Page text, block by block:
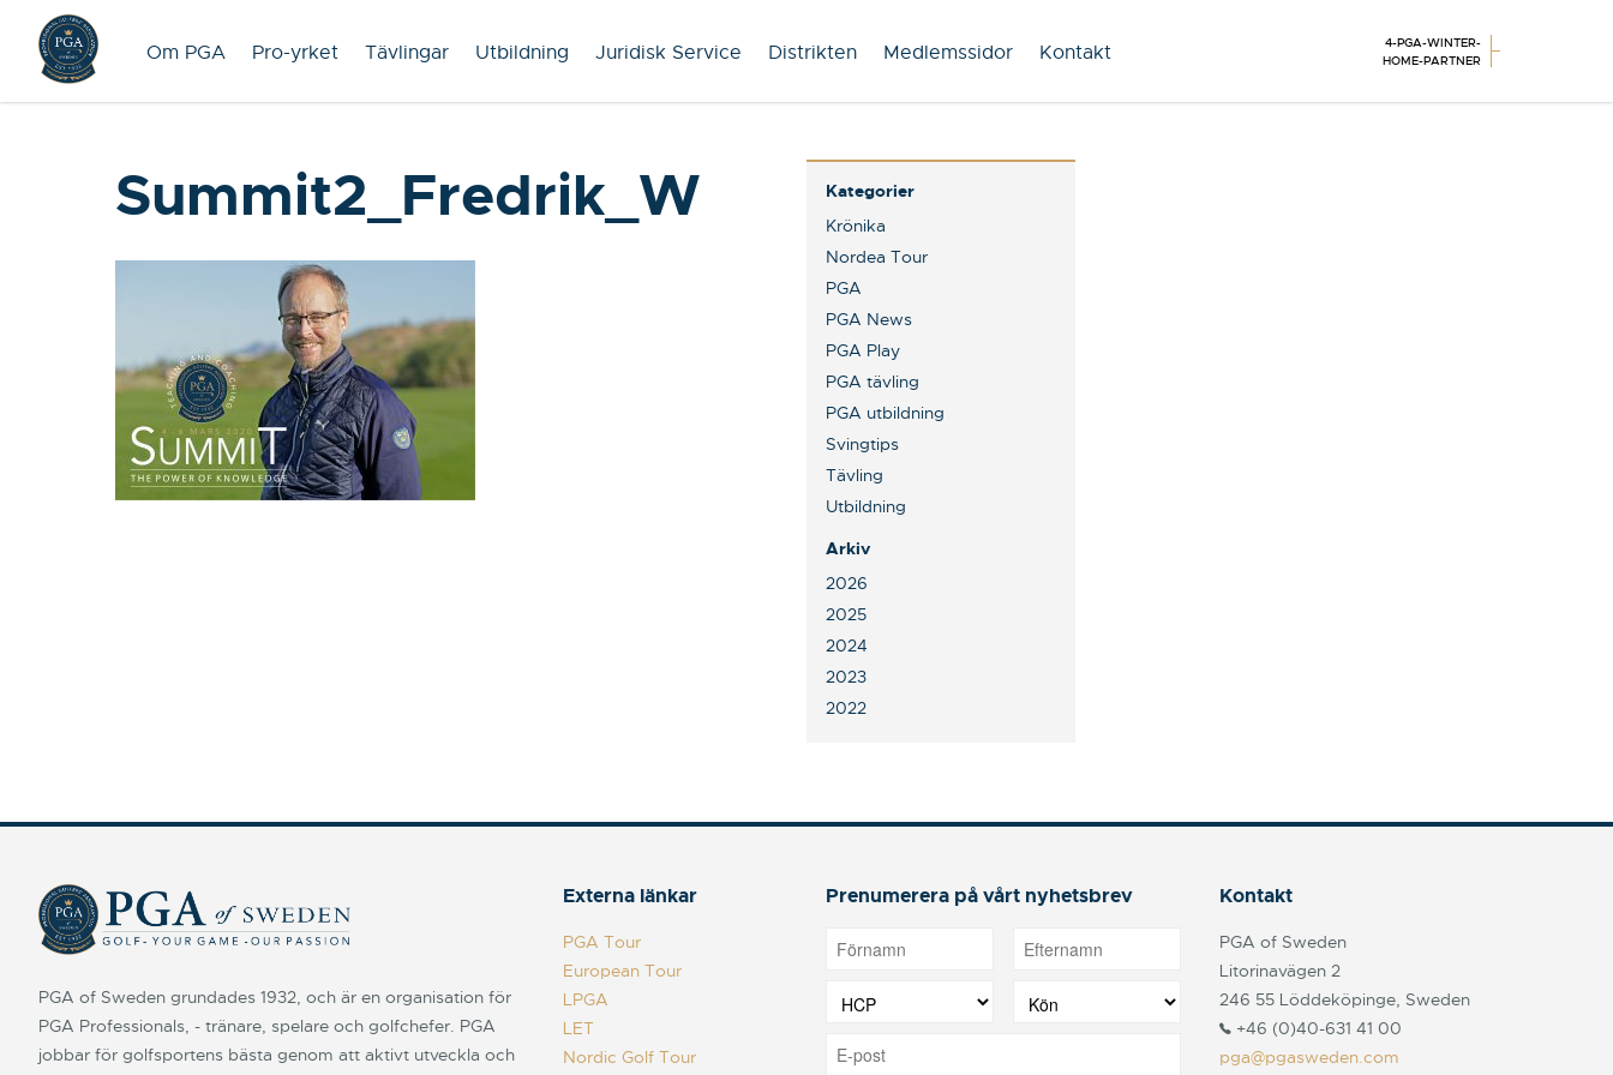
Om PGA Pro-yrket Tävlingar Utbildning Juridisk Service Distrikten Medlemssidor Kontakt
4-PGA-WINTER-
HOME-PARTNER
Summit2_Fredrik_W
Kategorier
Krönika
Nordea Tour
PGA
PGA News
PGA Play
PGA tävling
PGA utbildning
Svingtips
Tävling
Utbildning
Arkiv
2026
2025
2024
2023
2022
PGA of Sweden grundades 1932, och är en organisation för
PGA Professionals, - tränare, spelare och golfchefer. PGA
jobbar för golfsportens bästa genom att aktivt utveckla och
Externa länkar
PGA Tour
European Tour
LPGA
LET
Nordic Golf Tour
Prenumerera på vårt nyhetsbrev Kontakt
PGA of Sweden
Litorinavägen 2
246 55 Löddeköpinge, Sweden
+46 (0)40-631 41 00
pga@pgasweden.com